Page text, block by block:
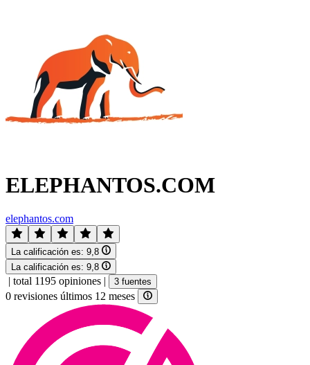
ELEPHANTOS.COM
elephantos.com
La calificación es: 9,8
La calificación es: 9,8
| total 1195 opiniones | 3 fuentes
0 revisiones últimos 12 meses